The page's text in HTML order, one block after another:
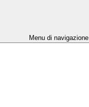
Menu di navigazione